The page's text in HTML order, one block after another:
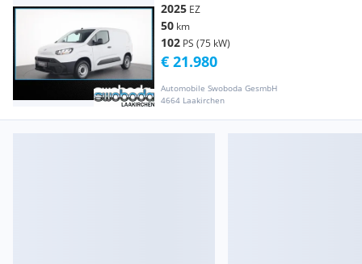
2025 EZ
50 km
102 PS (75 kW)
Automobile Swoboda GesmbH
4664 Laakirchen
€ 21.980